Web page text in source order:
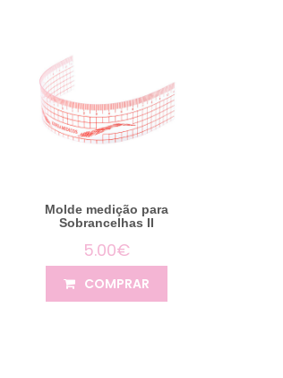
Molde medição para
Sobrancelhas II
5.00€
COMPRAR